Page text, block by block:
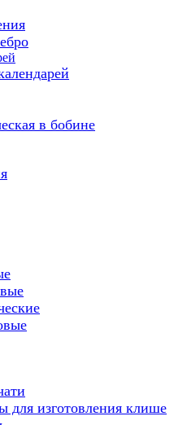
в бобине
для изготовления клише